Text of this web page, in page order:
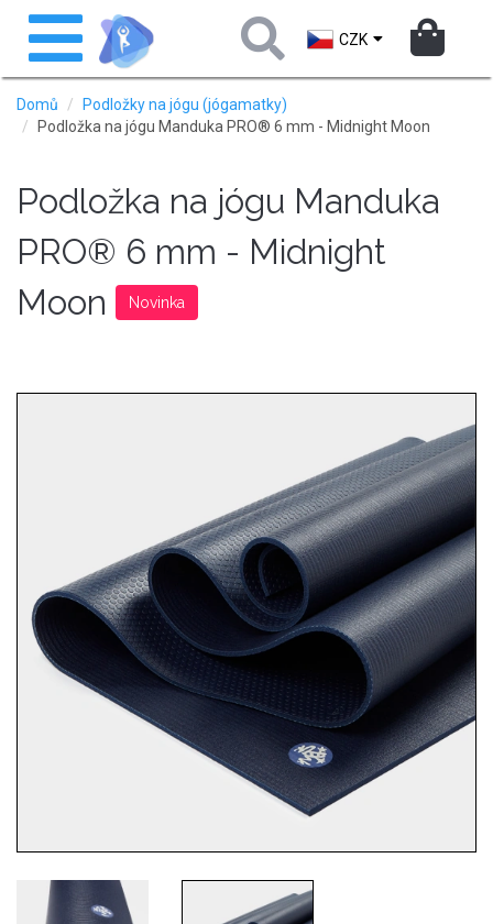
Přejít
hlavnímu
obsahu
Toggle
navigation
CZK
Domů
Podložky na jógu (jógamatky)
Podložka na jógu Manduka PRO® 6 mm - Midnight Moon
Podložka na jógu Manduka
PRO® 6 mm - Midnight
Moon
Novinka